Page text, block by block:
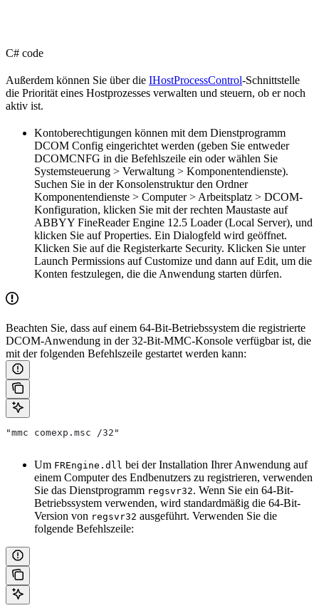
C# code
Außerdem können Sie über die IHostProcessControl-Schnittstelle
die Priorität eines Hostprozesses verwalten und steuern, ob er noch
aktiv ist.
Kontoberechtigungen können mit dem Dienstprogramm
DCOM Config eingerichtet werden (geben Sie entweder
DCOMCNFG in die Befehlszeile ein oder wählen Sie
Systemsteuerung > Verwaltung > Komponentendienste).
Suchen Sie in der Konsolenstruktur den Ordner
Komponentendienste > Computer > Arbeitsplatz > DCOM-
Konfiguration, klicken Sie mit der rechten Maustaste auf
ABBYY FineReader Engine 12.5 Loader (Local Server), und
klicken Sie auf Properties. Ein Dialogfeld wird geöffnet.
Klicken Sie auf die Registerkarte Security. Klicken Sie unter
Launch Permissions auf Customize und dann auf Edit, um die
Konten festzulegen, die die Anwendung starten dürfen.
Beachten Sie, dass auf einem 64-Bit-Betriebssystem die registrierte
DCOM-Anwendung in der 32-Bit-MMC-Konsole verfügbar ist, die
mit der folgenden Befehlszeile gestartet werden kann:
"mmc comexp.msc /32"
Um FREngine.dll bei der Installation Ihrer Anwendung auf
einem Computer des Endbenutzers zu registrieren, verwenden
Sie das Dienstprogramm regsvr32. Wenn Sie ein 64-Bit-
Betriebssystem verwenden, wird standardmäßig die 64-Bit-
Version von regsvr32 ausgeführt. Verwenden Sie die
folgende Befehlszeile: